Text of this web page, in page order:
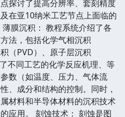
探讨了提高分辨率、套刻精度
在亚10纳米工艺节点上面临的
膜沉积： 教程系统介绍了各
法，包括化学气相沉积
（PVD）、原子层沉积
不同工艺的化学反应机理、等
数（如温度、压力、气体流
、成分和结构的控制。同时，
材料和半导体材料的沉积技术
应用。 刻蚀技术： 刻蚀是图